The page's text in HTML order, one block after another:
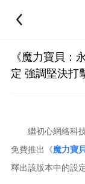
《魔力寶貝：
定 強調堅決打
繼初心網絡科技
免費推出《魔力寶
釋出該版本中的設